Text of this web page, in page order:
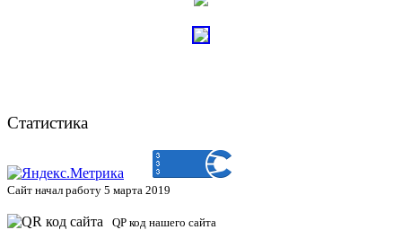
Статистика
Сайт начал работу 5 марта 2019
QP код нашего сайта